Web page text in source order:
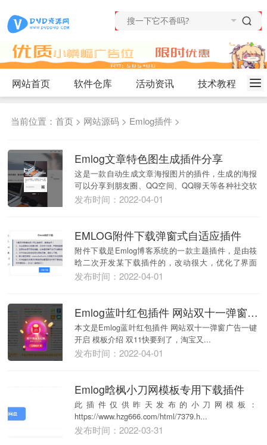
网站首页 软件仓库 活动资讯 技术教程
当前位置：首页 > 网站源码 > Emlog插件 >
Emlog文章特色图生成插件分享
这是一款自动生成文章海报图片的插件，生成的海报
可以分享到朋友圈、QQ空间、QQ聊天等各种社交软
件。扫...
发布时间：2022-04-01
EMLOG附件下载弹窗式自适应插件
附件下载是Emlog博客系统的一款主题插件，是由筱
晗二次开发某下载插件的，改动很大，优化了界面
css...
发布时间：2022-04-01
Emlog蓝叶红包插件 网站双十一弹窗广告一键开启
本文是Emlog蓝叶红包插件 网站双十一弹窗广告一键
开启 模板介绍 双11快要到了，淘宝又...
发布时间：2022-04-01
Emlog晗枫小刀网模板专用下载插件
此插件仅供昨天发布的小刀网模板：
https://www.hzg666.com/html/7379.h...
发布时间：2022-03-31